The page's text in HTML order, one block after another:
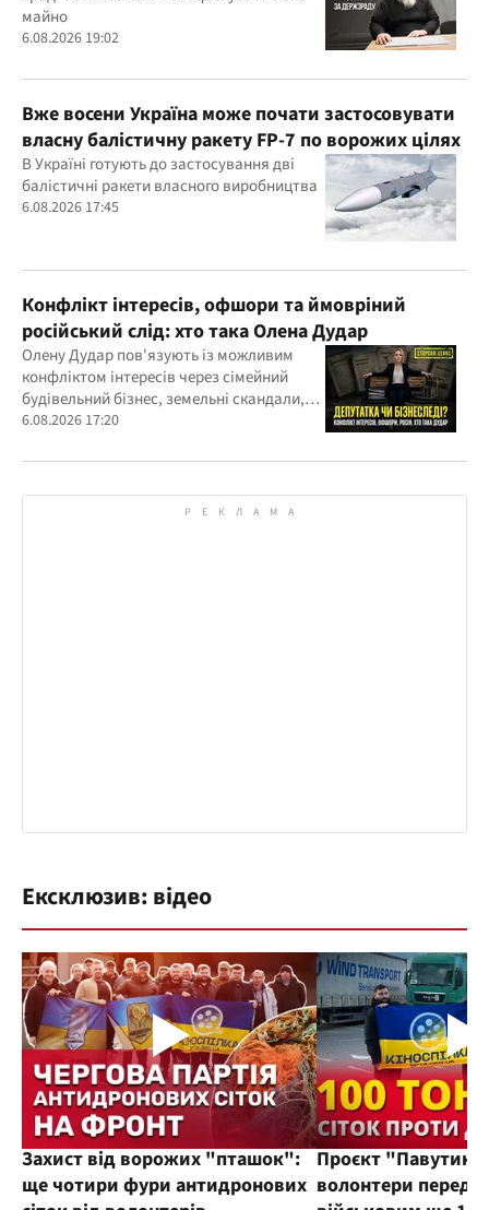
майно
6.08.2026 19:02
Вже восени Україна може почати застосовувати
власну балістичну ракету FP-7 по ворожих цілях
В Україні готують до застосування дві
балістичні ракети власного виробництва
6.08.2026 17:45
Конфлікт інтересів, офшори та ймовріний
російський слід: хто така Олена Дудар
Олену Дудар пов'язують із можливим
конфліктом інтересів через сімейний
будівельний бізнес, земельні скандали,
судові справи
6.08.2026 17:20
Ексклюзив: відео
Захист від ворожих "пташок":
ще чотири фури антидронових
Проєкт
волонтери